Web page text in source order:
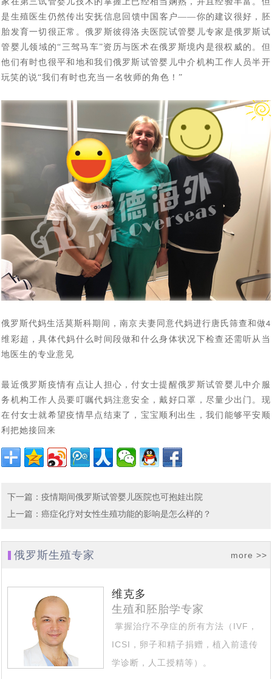
罗斯第三代试管婴儿如何阻断基因遗传 [2023-02-11]
赴俄罗斯试管婴儿，您最“怕”什么_常见顾虑全解
[2023-02-01]
“一女子怀孕12个月未分娩”原因何在_俄罗斯试管婴儿专家
专业解答 [2023-01-13]
46岁女会计师赴俄罗斯试管婴儿求子自怀成功，她本想来
莫斯科找代妈给自己生孩子，最终却自己给自己当上了“代
妈” [2022-11-23]
“试管婴儿”真的很容易超重吗，俄罗斯遗传学家在实验室
中得到证实 [2022-11-14]
四位DY代怀孕妈妈的惊人故事，是不是吓你一跳！
[2022-11-07]
因为对出国就医的前途未知与畏惧，选择国内地下DY，真
的又省钱又省事吗？ [2022-09-30]
简单实用的俄罗斯dy全攻略_风险规避指南 [2022-08-
做俄罗斯DY代怀孕妈有什么约束与处罚吗_律师解读
[2022-08-17]
国家杜马一读是否禁止有关向外国公民和无国籍人士在俄
罗斯提供代孕服务的法案——结论再议 [2022-08-12]
俄罗斯DY费用这么高，代妈又能得到多呢，三个俄罗斯
DY妈妈代怀孕的故事（三） [2022-08-11]
三个俄罗斯DY妈妈代怀孕的故事，俄罗斯女人为什么要给
别人生孩子（二） [2022-08-10]
不是自己的孩子，俄罗斯女人为什么要给别人生孩子 （三
个代怀孕DY妈妈的故事） [2022-08-09]
7月25日，今天是世界试管儿童日：试管婴儿与自然受孕
孩子没有什么区别 [2022-07-25]
战火下的乌克兰代怀孕妈妈，不是在医院防空洞里，就是
在逃亡的路上 [2022-04-27]
3岁患视网膜母细胞瘤女童离世事件引关注，俄罗斯第三
代试管技术为生育计划保驾护航 [2022-01-17]
不通过：杜马提案新进展，有关禁止外籍人员在俄代怀怀
个健康宝宝有保障 [2021-12-22]
印度70岁老人通过试管婴儿生下一儿子，成为世界上最高
龄的新手妈妈之一
语言不通，自助泰国试管婴儿求子历程心得：这5个方面
径，但比较靠谱_俄罗斯K+31生殖专家介绍 [2021-09-22]
择俄罗斯合法第三方助孕 [2021-09-14]
差异分析：中、泰、美、香港、俄罗斯试管婴儿有什么不
同 [2021-09-06]
赴俄28天费用16万，俄罗斯试管婴儿让单身人士老有所依
[2021-08-27]
真实案例实操：教你如何给俄罗斯试管婴儿代怀孕出生的
俄罗斯是如何看待女性生三胎的，与中国三胎福利有什么
[2021-07-22]
儿宝宝回家了 [2021-07-14]
译文：莫斯科，值得信赖的俄罗斯试管婴儿医院排名有哪
费，区别有哪些？ [2021-07-06]
俄罗斯公布最新有关出入境的1745号政府令，中国公民可
济报酬吗 [2021-06-24]
莫斯科法庭：精卵捐赠，对父母的认定是这样判的
[2021-06-07]
俄罗斯医生整理了一幅现代女性的画像：聪明，肥胖，少
性，不婚不育 [2021-05-11]
俄罗斯犹太人口危机，30年后可能会消失
[2021-05-08]
2021年海外试管婴儿有什么变化，需要父母将如何做新计
[2021-05-06]
俄罗斯将试管婴儿纳入国家医保，试管婴儿医院称试管婴
是生殖医生仍然传出安抚信息回馈中国客户——你的建议很好，胚
胎发育一切很正常。俄罗斯彼得洛夫医院试管婴儿专家是俄罗斯试
管婴儿领域的“三驾马车”资历与医术在俄罗斯境内是很权威的。但
他们有时也很平和地和我们俄罗斯试管婴儿中介机构工作人员半开
玩笑的说“我们有时也充当一名牧师的角色！”
俄罗斯代妈生活莫斯科期间，南京夫妻同意代妈进行唐氏筛查和做4
维彩超，具体代妈什么时间段做和什么身体状况下检查还需听从当
地医生的专业意见
最近俄罗斯疫情有点让人担心，付女士提醒俄罗斯试管婴儿中介服
务机构工作人员要叮嘱代妈注意安全，戴好口罩，尽量少出门。现
在付女士就希望疫情早点结束了，宝宝顺利出生，我们能够平安顺
利把她接回来
下一篇 ：疫情期间俄罗斯试管婴儿医院也可抱娃出院
上一篇 ：癌症化疗对女性生殖功能的影响是怎么样的？
俄罗斯生殖专家 more >>
维克多
生殖和胚胎学专家
掌握治疗不孕症的所有方法（IVF，
ICSI，卵子和精子捐赠，植入前遗传
学诊断，人工授精等）。